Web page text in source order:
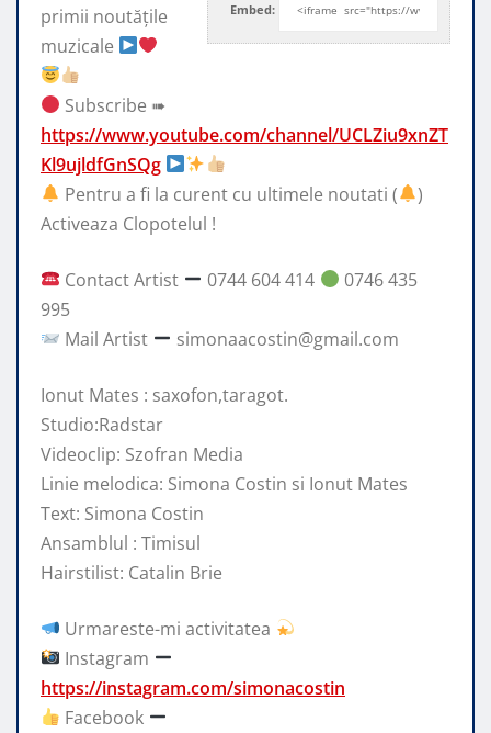
Embed:
primii noutățile
muzicale
Subscribe ➠
https://www.youtube.com/channel/UCLZiu9xnZT
Kl9ujldfGnSQg
Pentru a fi la curent cu ultimele noutati (
)
Activeaza Clopotelul !
Contact Artist 0744 604 414
0746 435
995
Mail Artist
simonaacostin@gmail.com
Ionut Mates : saxofon,taragot.
Studio:Radstar
Videoclip: Szofran Media
Linie melodica: Simona Costin si Ionut Mates
Text: Simona Costin
Ansamblul : Timisul
Hairstilist: Catalin Brie
Urmareste-mi activitatea
Instagram
https://instagram.com/simonacostin
Facebook